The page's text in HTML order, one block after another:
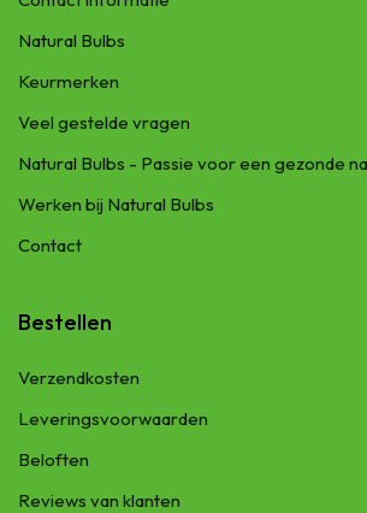
Natural Bulbs
Keurmerken
Veel gestelde vragen
Natural Bulbs - Passie voor een gezonde
Werken bij Natural Bulbs
Contact
Bestellen
Verzendkosten
Leveringsvoorwaarden
Beloften
Reviews van klanten